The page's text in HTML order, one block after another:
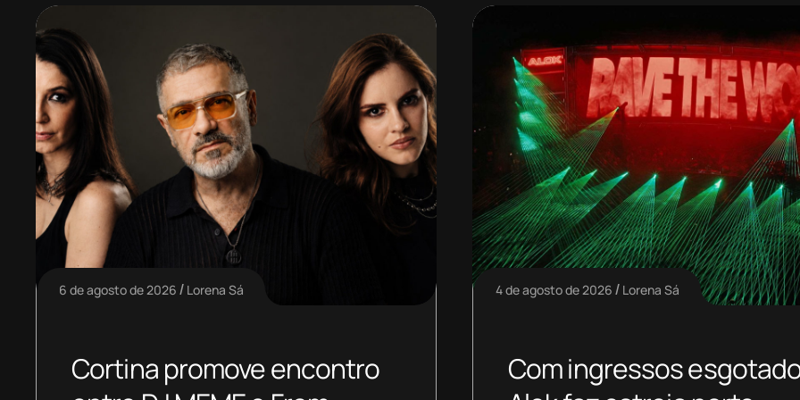
6 de agosto de 2026 Lorena Sá
Cortina promove encontro
4 de agosto de 2026 Lorena Sá
Com ingressos